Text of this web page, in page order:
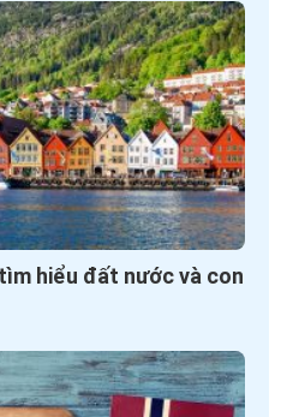
hiểu đất nước và con